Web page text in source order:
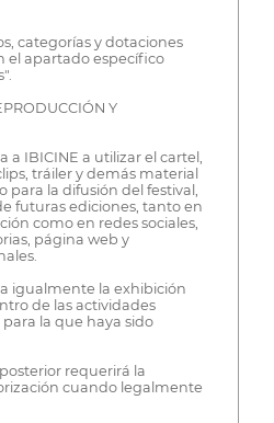
categorías y dotaciones
el apartado específico
Y
a IBICINE a utilizar el cartel,
tráiler y demás material
para la difusión del festival,
futuras ediciones, tanto en
como en redes sociales,
página web y
igualmente la exhibición
de las actividades
la que haya sido
requerirá la
cuando legalmente